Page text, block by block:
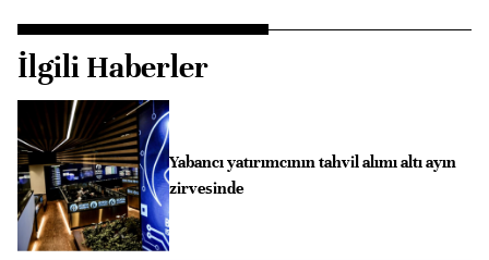
İlgili Haberler
Yabancı yatırımcının tahvil alımı altı ayın
zirvesinde